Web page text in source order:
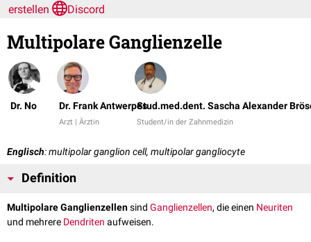
erstellen
Discord
Multipolare Ganglienzelle
Dr. No Dr. Frank Antwerpes
Arzt | Ärztin
Stud.med.dent. Sascha Alexander
Student/in der Zahnmedizin
Englisch: multipolar ganglion cell, multipolar gangliocyte
Definition
Multipolare Ganglienzellensind Ganglienzellen, die einen Neuriten
und mehrere Dendriten aufweisen.